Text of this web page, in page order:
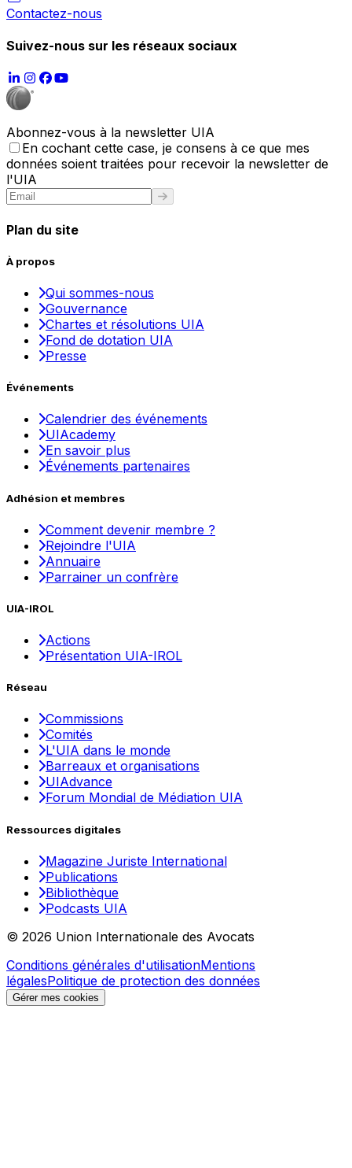
Contactez-nous
Suivez-nous sur les réseaux sociaux
Abonnez-vous à la newsletter UIA
En cochant cette case, je consens à ce que mes
données soient traitées pour recevoir la newsletter de
l'UIA
Plan du site
À propos
Qui sommes-nous
Gouvernance
Chartes et résolutions UIA
Fond de dotation UIA
Presse
Événements
Calendrier des événements
UIAcademy
En savoir plus
Événements partenaires
Adhésion et membres
Comment devenir membre ?
Rejoindre l'UIA
Annuaire
Parrainer un confrère
UIA-IROL
Actions
Présentation UIA-IROL
Réseau
Commissions
Comités
L'UIA dans le monde
Barreaux et organisations
UIAdvance
Forum Mondial de Médiation UIA
Ressources digitales
Magazine Juriste International
Publications
Bibliothèque
Podcasts UIA
© 2026 Union Internationale des Avocats
Conditions générales d'utilisationMentions
légalesPolitique de protection des données
Gérer mes cookies